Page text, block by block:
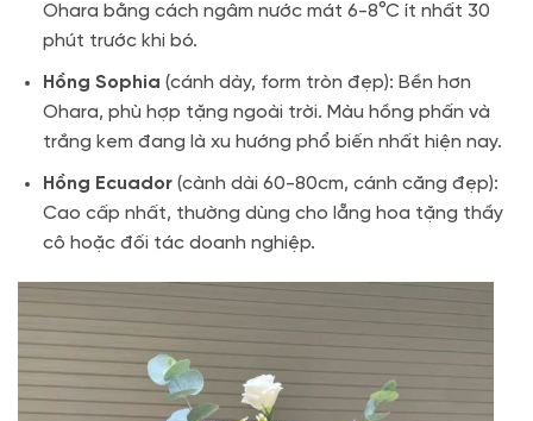
Ohara bằng cách ngâm nước mát 6-8°C ít nhất 30
phút trước khi bó.
Hồng Sophia (cánh dày, form tròn đẹp): Bền hơn
Ohara, phù hợp tặng ngoài trời. Màu hồng phấn và
trắng kem đang là xu hướng phổ biến nhất hiện nay.
Hồng Ecuador(cành dài 60-80cm, cánh căng đẹp):
Cao cấp nhất, thường dùng cho lẵng hoa tặng thầy
cô hoặc đối tác doanh nghiệp.